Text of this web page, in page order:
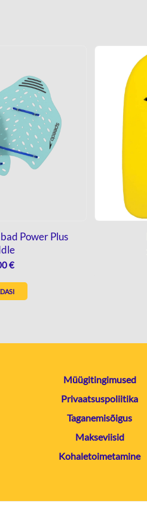
Power Plus
€
Müügitingimused
Privaatsuspoliitika
Taganemisõigus
Makseviisid
Kohaletoimetamine